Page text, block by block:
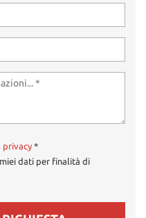
*
dati per finalità di
dell'esperienza utente